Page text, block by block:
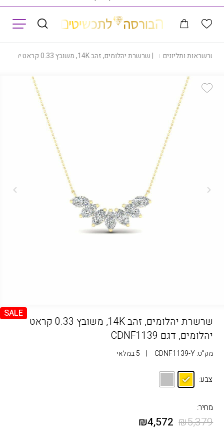
שרשראות ותליונים |שרשרת יהלומים, זהב 14K, משובץ 0.33 קראט יהלומים, דגם CDNF1139
Add Wishlist
SALE
שרשרת יהלומים, זהב 14K, משובץ 0.33 קראט
יהלומים, דגם CDNF1139
מק"ט:CDNF1139-Y
| 5 במלאי
צבע:
מחיר:
₪5,379
₪4,572